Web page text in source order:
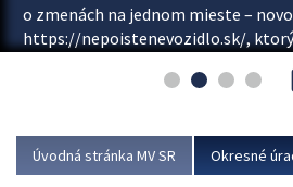
o zmenách na jednom mieste –
https://nepoistenevozidlo.sk/,
asociácie poisťovní (SLASPO) a
Viac
Úvodná stránka MV SR Okresné